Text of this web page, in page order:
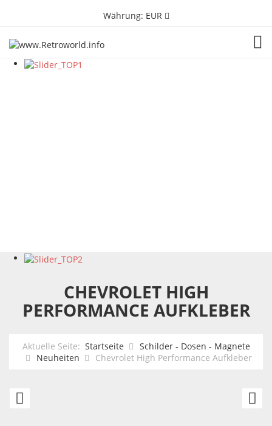
Währung: EUR
CHEVROLET HIGH
PERFORMANCE AUFKLEBER
Aktuelle Seite: Startseite
Schilder - Dosen - Magnete
Neuheiten
Chevrolet High Performance Aufkleber